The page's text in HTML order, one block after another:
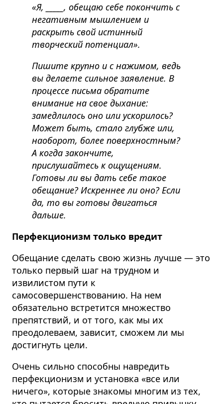
«Я, _____, обещаю себе покончить с
негативным мышлением и
раскрыть свой истинный
творческий потенциал».
Пишите крупно и с нажимом, ведь
вы делаете сильное заявление. В
процессе письма обратите
внимание на свое дыхание:
замедлилось оно или ускорилось?
Может быть, стало глубже или,
наоборот, более поверхностным?
А когда закончите,
прислушайтесь к ощущениям.
Готовы ли вы дать себе такое
обещание? Искреннее ли оно? Если
да, то вы готовы двигаться
дальше.
Перфекционизм только вредит
Обещание сделать свою жизнь лучше — это
только первый шаг на трудном и
извилистом пути к
самосовершенствованию. На нем
обязательно встретится множество
препятствий, и от того, как мы их
преодолеваем, зависит, сможем ли мы
достигнуть цели.
Очень сильно способны навредить
перфекционизм и установка «все или
ничего», которые знакомы многим из тех,